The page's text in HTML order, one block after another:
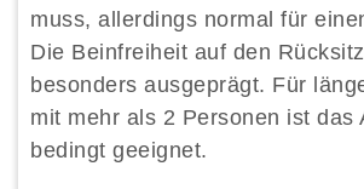
muss, allerdings normal für
Die Beinfreiheit auf den
besonders ausgeprägt. Für
mit mehr als 2 Personen ist das
bedingt geeignet.